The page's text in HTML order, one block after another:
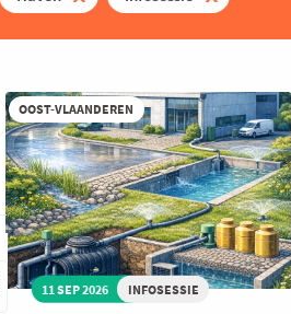
OOST-VLAANDEREN
11 SEP 2026 INFOSESSIE